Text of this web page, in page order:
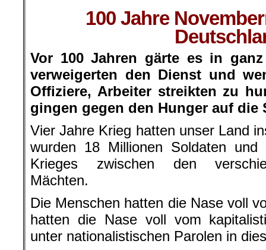
100 Jahre
Vor 100 Jahren gärte es in
verweigerten den Dienst und
Offiziere, Arbeiter streikten zu
gingen gegen den Hunger auf die
Vier Jahre Krieg hatten unser Land
wurden 18 Millionen Soldaten und
Krieges zwischen den
Mächten.
Die Menschen hatten die Nase voll
hatten die Nase voll vom
unter nationalistischen Parolen in